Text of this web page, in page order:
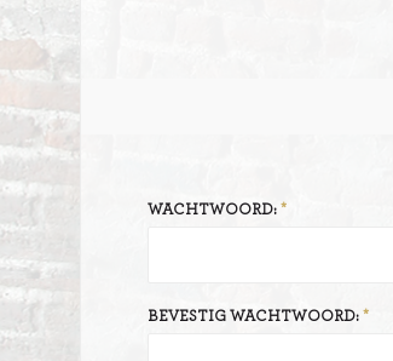
VLAAI
WACHTWOORD:
BEVESTIG WACHTWOORD: